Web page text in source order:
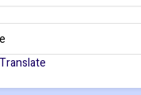
Translate